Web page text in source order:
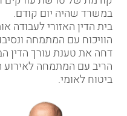
במשרד שהיה יום קודם.
בית הדין האזורי לעבודה
הוויכוח עם המתמחה
דחה את טענת עורך הדין
הריב עם המתמחה לאירוע
ביטוח לאומי.